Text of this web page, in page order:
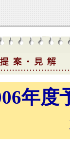
年度